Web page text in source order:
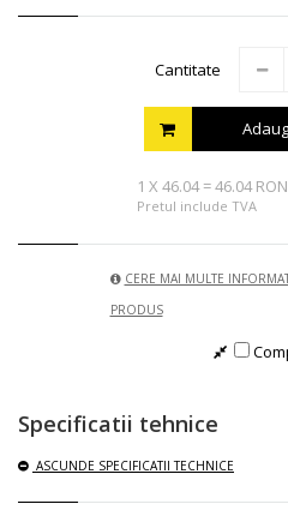
Cantitate
1 X 46.04 =46.04 RON
Pretul include TVA
CERE MAI MULTE
PRODUS
Specificatii tehnice
ASCUNDE SPECIFICATII TECHNICE